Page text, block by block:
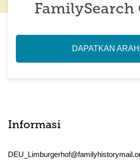
FamilySearch
DAPATKAN
Informasi